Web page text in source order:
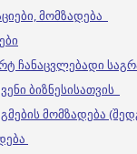
მომზადება
ჩანაცვლებადი
ბიზნესისათვის
მომზადება